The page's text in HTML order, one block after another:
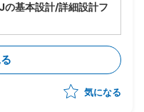
の基本設計/詳細設計フ
イズ機能でそれぞれ実
計を実施
気になる